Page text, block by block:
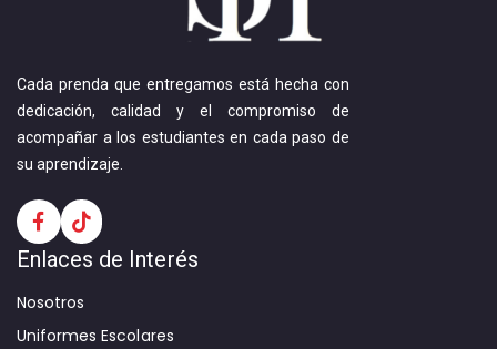
Cada prenda que entregamos está hecha con
dedicación, calidad y el compromiso de
acompañar a los estudiantes en cada paso de
su aprendizaje.
Enlaces de Interés
Nosotros
Uniformes Escolares